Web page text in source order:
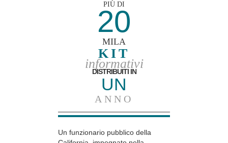
PIÙ DI
20
MILA
KIT
informativi
DISTRIBUITI IN
UN
ANNO
Un funzionario pubblico della